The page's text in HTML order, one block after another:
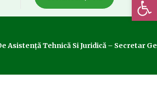
Tehnică Si Juridică – Secretar